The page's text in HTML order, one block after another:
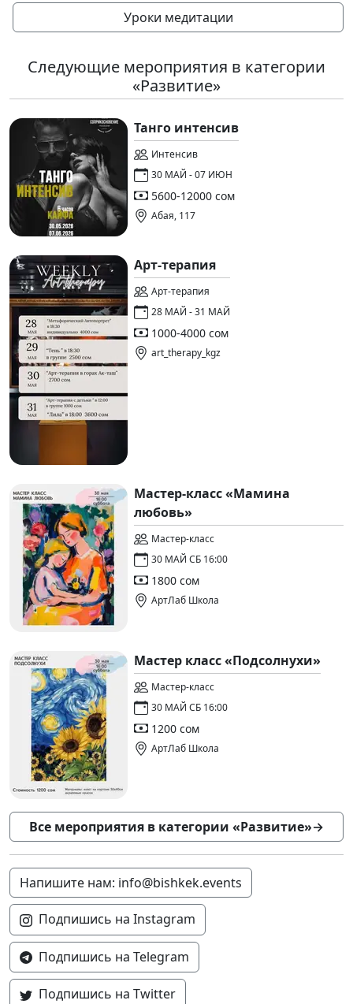
Уроки медитации
Следующие мероприятия в категории
«Развитие»
Танго интенсив
Интенсив
30 МАЙ - 07 ИЮН
5600-12000 сом
Абая, 117
Арт-терапия
Арт-терапия
28 МАЙ - 31 МАЙ
1000-4000 сом
art_therapy_kgz
Мастер-класс «Мамина
любовь»
Мастер-класс
30 МАЙ СБ 16:00
1800 сом
АртЛаб Школа
Мастер класс «Подсолнухи»
Мастер-класс
30 МАЙ СБ 16:00
1200 сом
АртЛаб Школа
Все мероприятия в категории «Развитие»→
Напишите нам: info@bishkek.events
Подпишись на Instagram
Подпишись на Telegram
Подпишись на Twitter